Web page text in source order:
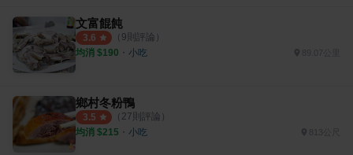
文富餛飩
3.6 （ 9則評論）
均消 $190 ・ 小吃 89.07公里
鄉村冬粉鴨
3.5 （ 27則評論）
均消 $215 ・ 小吃